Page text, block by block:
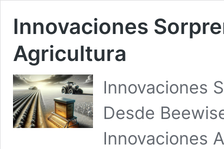
Innovaciones
Agricultura
Innovaciones
Desde
Innovaciones